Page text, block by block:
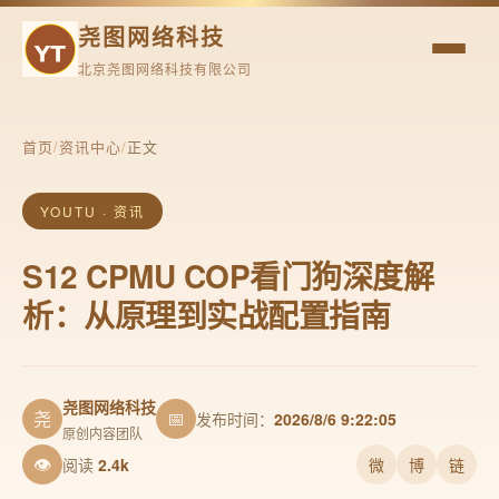
尧图网络科技
北京尧图网络科技有限公司
首页/资讯中心/正文
YOUTU · 资讯
S12 CPMU COP看门狗深度解
析：从原理到实战配置指南
尧 尧图网络科技
原创内容团队
📅 发布时间： 2026/8/6 9:22:05
👁 阅读 2.4k 微 博 链